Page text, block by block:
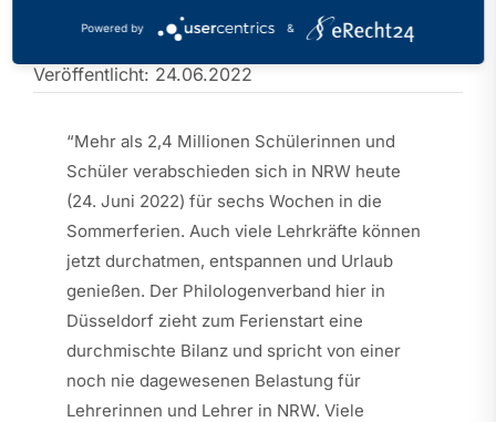
Veröffentlicht: 24.06.2022
“Mehr als 2,4 Millionen Schülerinnen und
Schüler verabschieden sich in NRW heute
(24. Juni 2022) für sechs Wochen in die
Sommerferien. Auch viele Lehrkräfte können
jetzt durchatmen, entspannen und Urlaub
genießen. Der Philologenverband hier in
Düsseldorf zieht zum Ferienstart eine
durchmischte Bilanz und spricht von einer
noch nie dagewesenen Belastung für
Lehrerinnen und Lehrer in NRW. Viele
Powered by &